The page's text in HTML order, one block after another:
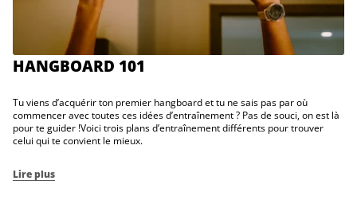
HANGBOARD 101
Tu viens d’acquérir ton premier hangboard et tu ne sais pas par où
commencer avec toutes ces idées d’entraînement ? Pas de souci, on est là
pour te guider !Voici trois plans d’entraînement différents pour trouver
celui qui te convient le mieux.
Lire plus